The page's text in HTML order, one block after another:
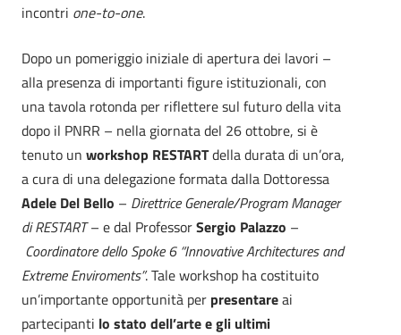
incontri one-to-one.
Dopo un pomeriggio iniziale di apertura dei lavori –
alla presenza di importanti figure istituzionali, con
una tavola rotonda per riflettere sul futuro della vita
dopo il PNRR – nella giornata del 26 ottobre, si è
tenuto un workshop RESTARTdella durata di un’ora,
a cura di una delegazione formata dalla Dottoressa
Adele Del Bello – Direttrice Generale/Program Manager
di RESTART– e dal ProfessorSergio Palazzo –
Coordinatore dello Spoke 6 “Innovative Architectures and
Extreme Enviroments”. Tale workshop ha costituito
un’importante opportunità per presentareai
partecipanti lo stato dell’arte e gli ultimi